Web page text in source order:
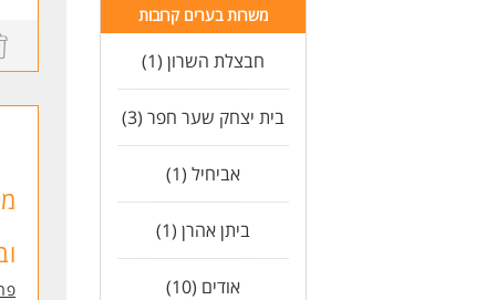
משרות בערים קרובות
חבצלת השרון (1)
בית יצחק שער חפר (3)
אביחיל (1)
ביתן אהרן (1)
אודים (10)